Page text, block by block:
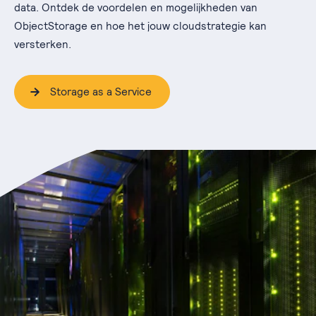
data. Ontdek de voordelen en mogelijkheden van
ObjectStorage en hoe het jouw cloudstrategie kan
versterken.
Storage as a Service